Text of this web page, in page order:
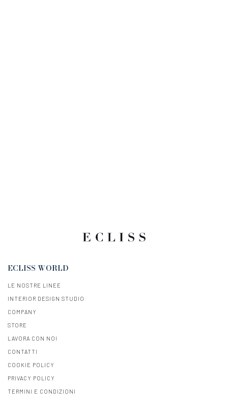
ECLISS WORLD
LE NOSTRE LINEE
INTERIOR DESIGN STUDIO
COMPANY
STORE
LAVORA CON NOI
CONTATTI
COOKIE POLICY
PRIVACY POLICY
TERMINI E CONDIZIONI